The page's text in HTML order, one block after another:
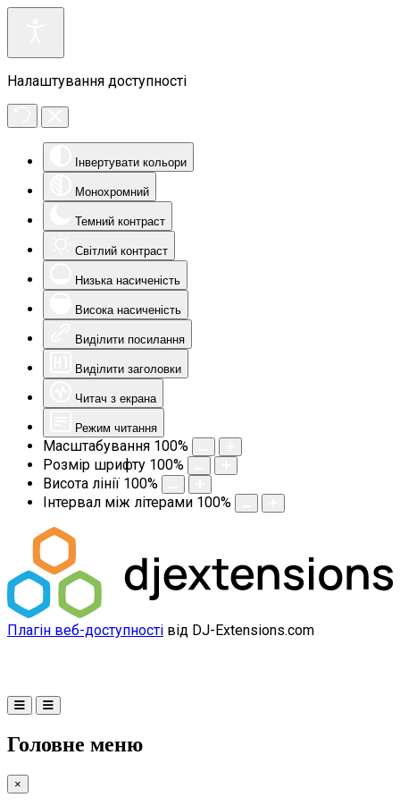
Налаштування доступності
Інвертувати кольори
Монохромний
Темний контраст
Світлий контраст
Низька насиченість
Висока насиченість
Виділити посилання
Виділити заголовки
Читач з екрана
Режим читання
Масштабування 100%
Розмір шрифту 100%
Висота лінії 100%
Інтервал між літерами 100%
Плагін веб-доступності від DJ-Extensions.com
Головне меню
×